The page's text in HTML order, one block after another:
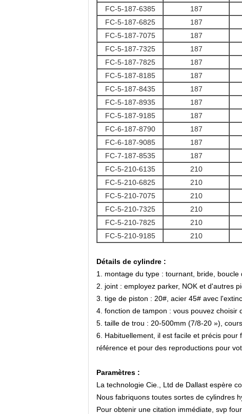
FC-5-187-6385
187
FC-5-187-6825
187
FC-5-187-7075
187
FC-5-187-7325
187
FC-5-187-7825
187
FC-5-187-8185
187
FC-5-187-8435
187
FC-5-187-8935
187
FC-5-187-9185
187
FC-6-187-8790
187
FC-6-187-9085
187
FC-7-187-8535
187
FC-5-210-6135
210
FC-5-210-6825
210
FC-5-210-7075
210
FC-5-210-7325
210
FC-5-210-7825
210
FC-5-210-9185
210
Détails de cylindre :
1. montage du type : tournant, bride,
2. joint : employez parker, NOK et d'autres
3. tige de piston : 20#, acier 45# avec
4. fonction de tampon : vous pouvez
5. taille de trou : 20-500mm (7/8-20 »),
6. Habituellement, il est facile et précis
référence et pour des reproductions pour
Paramètres :
La technologie Cie., Ltd de Dallast espère
Nous fabriquons toutes sortes de cylindres
Pour obtenir une citation immédiate, svp